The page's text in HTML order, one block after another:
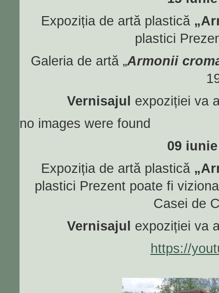
Expoziția de artă plastică
plastici
Galeria de artă „Armonii
Vernisajul
expoziției va
no images were found
09
Expoziția de artă plastică
plastici Prezent poate fi
Casei de
Vernisajul
expoziției va
https://